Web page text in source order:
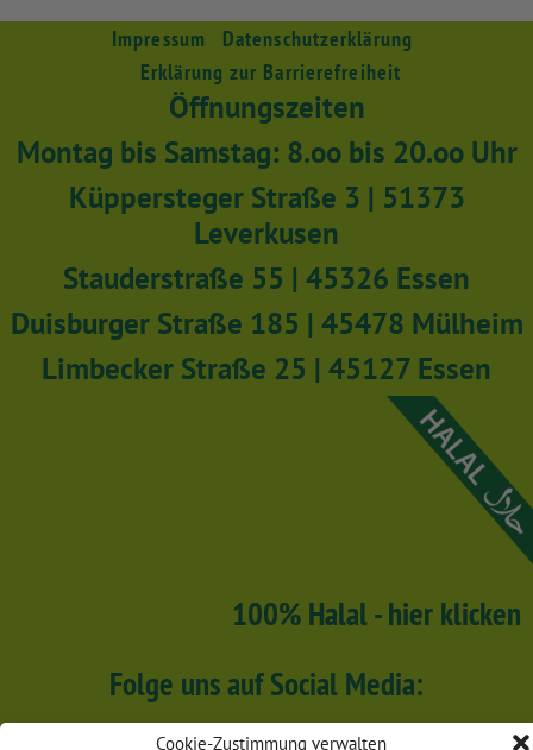
Cookie-Zustimmung verwalten
Impressum
Datenschutzerklärung
Erklärung zur Barrierefreiheit
Öffnungszeiten
Montag bis Samstag: 8.oo bis 20.oo Uhr
Küppersteger Straße 3 | 51373
Leverkusen
Stauderstraße 55 | 45326 Essen
Duisburger Straße 185 | 45478 Mülheim
Limbecker Straße 25 | 45127 Essen
100% Halal - hier klicken
Folge uns auf Social Media: